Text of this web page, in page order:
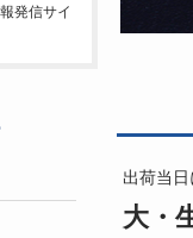
出荷当
大・
発信サイ